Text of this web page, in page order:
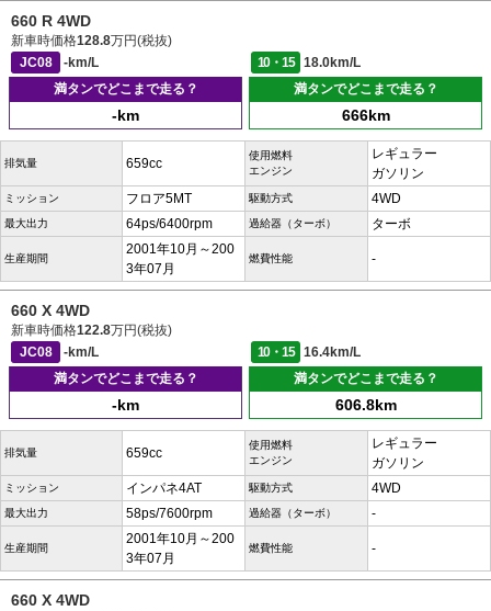
660 R 4WD
新車時価格128.8万円(税抜)
JC08
-km/L 10・15
18.0km/L
満タンでどこまで走る？
-km
満タンでどこまで走る？
666km
排気量 659cc
使用燃料
エンジン
レギュラー
ガソリン
ミッション フロア5MT 駆動方式 4WD
最大出力 64ps/6400rpm 過給器（ターボ） ターボ
生産期間
2001年10月～200
3年07月
燃費性能 -
660 X 4WD
新車時価格122.8万円(税抜)
JC08
-km/L 10・15
16.4km/L
満タンでどこまで走る？
-km
満タンでどこまで走る？
606.8km
排気量 659cc
使用燃料
エンジン
レギュラー
ガソリン
ミッション インパネ4AT 駆動方式 4WD
最大出力 58ps/7600rpm 過給器（ターボ） -
生産期間
2001年10月～200
3年07月
燃費性能 -
660 X 4WD